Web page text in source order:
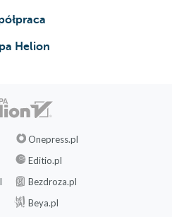
Helion
Onepress.pl
Editio.pl
Bezdroza.pl
Beya.pl